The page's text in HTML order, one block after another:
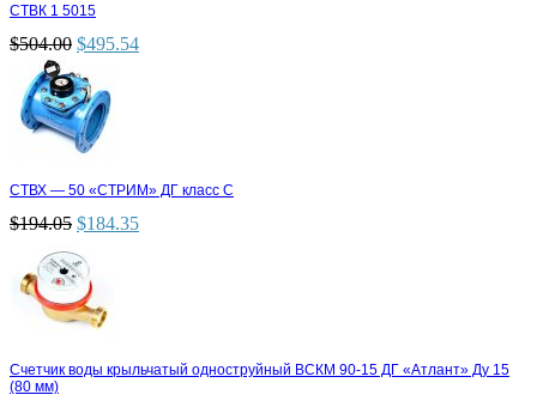
СТВК 1 5015
$504.00 $495.54
СТВХ — 50 «СТРИМ» ДГ класс С
$194.05 $184.35
Счетчик воды крыльчатый одноструйный ВСКМ 90-15 ДГ «Атлант» Ду 15
(80 мм)